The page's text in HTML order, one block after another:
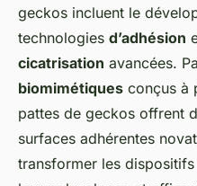
geckos incluent le
technologies d’adhésion
cicatrisation avancées.
biomimétiques conçus à
pattes de geckos offrent
surfaces adhérentes
transformer les